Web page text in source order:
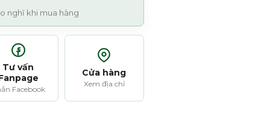
nghĩ khi mua hàng
Tư vấn
Facebook
Cửa hàng
Xem địa chỉ